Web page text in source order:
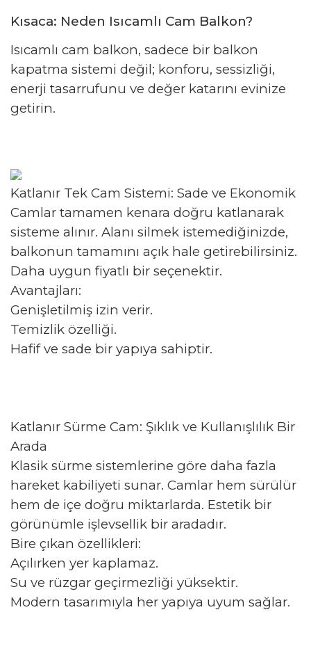
Kısaca: Neden Isıcamlı Cam Balkon?
Isıcamlı cam balkon, sadece bir balkon
kapatma sistemi değil; konforu, sessizliği,
enerji tasarrufunu ve değer katarını evinize
getirin.
Katlanır Tek Cam Sistemi: Sade ve Ekonomik
Camlar tamamen kenara doğru katlanarak
sisteme alınır. Alanı silmek istemediğinizde,
balkonun tamamını açık hale getirebilirsiniz.
Daha uygun fiyatlı bir seçenektir.
Avantajları:
Genişletilmiş izin verir.
Temizlik özelliği.
Hafif ve sade bir yapıya sahiptir.
Katlanır Sürme Cam: Şıklık ve Kullanışlılık Bir
Arada
Klasik sürme sistemlerine göre daha fazla
hareket kabiliyeti sunar. Camlar hem sürülür
hem de içe doğru miktarlarda. Estetik bir
görünümle işlevsellik bir aradadır.
Bire çıkan özellikleri:
Açılırken yer kaplamaz.
Su ve rüzgar geçirmezliği yüksektir.
Modern tasarımıyla her yapıya uyum sağlar.